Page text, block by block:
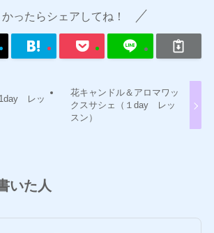
かったらシェアしてね！
レッ
花キャンドル＆アロマワッ
クスサシェ（１day レッ
スン）
いた人